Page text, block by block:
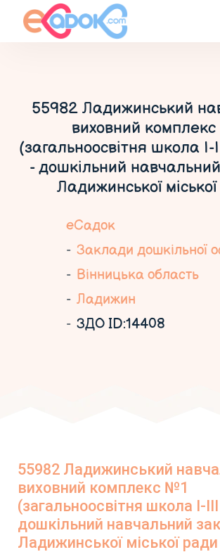
55982 Ладижинський
виховний
(загальноосвітня школа І-
- дошкільний
Ладижинської
еСадок
Заклади дошкільної
Вінницька область
Ладижин
ЗДО ID:14408
55982 Ладижинський
виховний комплекс №1
(загальноосвітня школа І-
дошкільний навчальний
Ладижинської міської ради